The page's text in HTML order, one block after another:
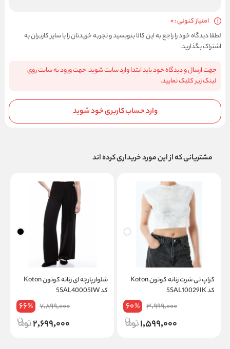
امتیاز کنونی : 0
لطفا دیدگاه خود را راجع به این کالا بنویسید و تجربه خریدتان را با سایر کاربران به
اشتراک بگذارید.
جهت ارسال و دیدگاه خود باید ابتدا وارد سایت شوید. جهت ورود به سایت روی
لینک زیر کلیک نمایید.
وارد حساب کاربری خود شوید
مشتریانی که از این مورد خریداری کرده اند
کراپ تی شرت زنانه کوتون Koton
کد 5SAL10029IK
3,999,000
60%
1,599,000
شلوار پارچه ای زنانه کوتون Koton
کد 5SAL40005IW
7,899,000
66%
2,699,000